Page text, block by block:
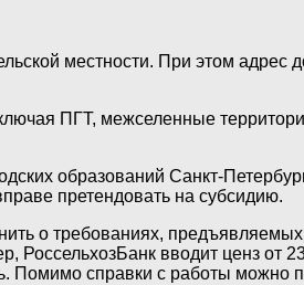
местности. При этом адрес
ПГТ, межселенные
образований Санкт-
претендовать на субсидию.
о требованиях,
РоссельхозБанк вводит ценз от
Помимо справки с работы можно